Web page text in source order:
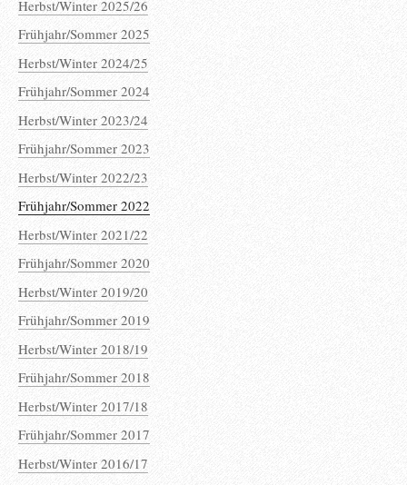
Herbst/Winter 2025/26
Frühjahr/Sommer 2025
Herbst/Winter 2024/25
Frühjahr/Sommer 2024
Herbst/Winter 2023/24
Frühjahr/Sommer 2023
Herbst/Winter 2022/23
Frühjahr/Sommer 2022
Herbst/Winter 2021/22
Frühjahr/Sommer 2020
Herbst/Winter 2019/20
Frühjahr/Sommer 2019
Herbst/Winter 2018/19
Frühjahr/Sommer 2018
Herbst/Winter 2017/18
Frühjahr/Sommer 2017
Herbst/Winter 2016/17